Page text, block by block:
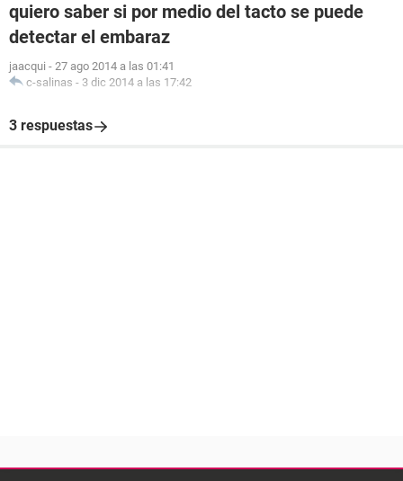
quiero saber si por medio del tacto se puede
detectar el embaraz
jaacqui - 27 ago 2014 a las 01:41
c-salinas - 3 dic 2014 a las 17:42
3 respuestas